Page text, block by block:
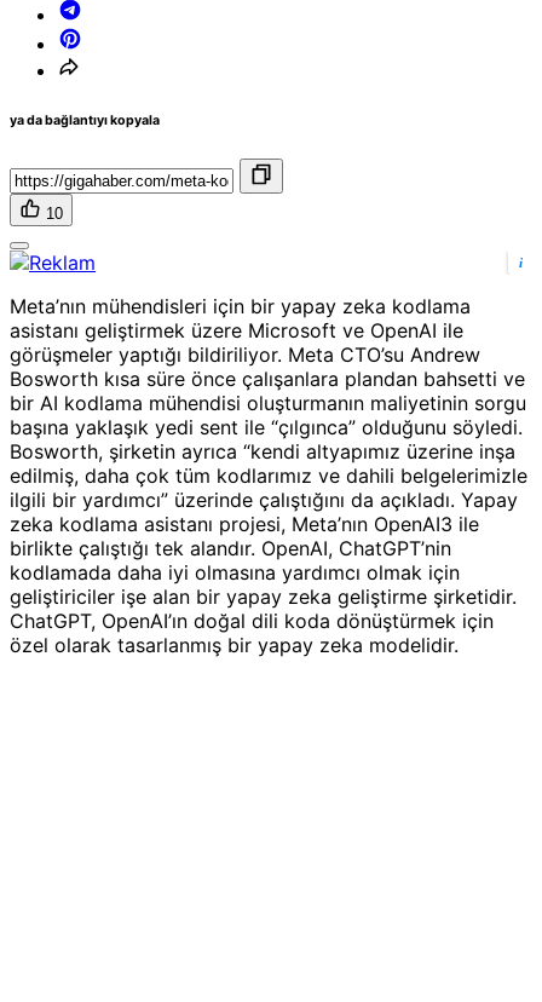
ya da bağlantıyı kopyala
10
i
Meta’nın mühendisleri için bir yapay zeka kodlama
asistanı geliştirmek üzere Microsoft ve OpenAI ile
görüşmeler yaptığı bildiriliyor. Meta CTO’su Andrew
Bosworth kısa süre önce çalışanlara plandan bahsetti ve
bir AI kodlama mühendisi oluşturmanın maliyetinin sorgu
başına yaklaşık yedi sent ile “çılgınca” olduğunu söyledi.
Bosworth, şirketin ayrıca “kendi altyapımız üzerine inşa
edilmiş, daha çok tüm kodlarımız ve dahili belgelerimizle
ilgili bir yardımcı” üzerinde çalıştığını da açıkladı. Yapay
zeka kodlama asistanı projesi, Meta’nın OpenAI3 ile
birlikte çalıştığı tek alandır. OpenAI, ChatGPT’nin
kodlamada daha iyi olmasına yardımcı olmak için
geliştiriciler işe alan bir yapay zeka geliştirme şirketidir.
ChatGPT, OpenAI’ın doğal dili koda dönüştürmek için
özel olarak tasarlanmış bir yapay zeka modelidir.